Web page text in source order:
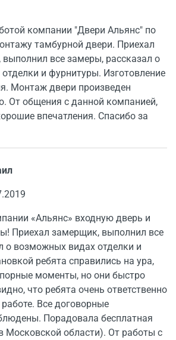
компании "Двери Альянс" по
тамбурной двери. Приехал
все замеры, рассказал о
и фурнитуры. Изготовление
Монтаж двери произведен
От общения с данной компанией,
впечатления. Спасибо за
«Альянс» входную дверь и
Приехал замерщик, выполнил все
о возможных видах отделки и
ребята справились на ура,
моменты, но они быстро
что ребята очень ответственно
Все договорные
Порадовала бесплатная
Московской области). От работы с